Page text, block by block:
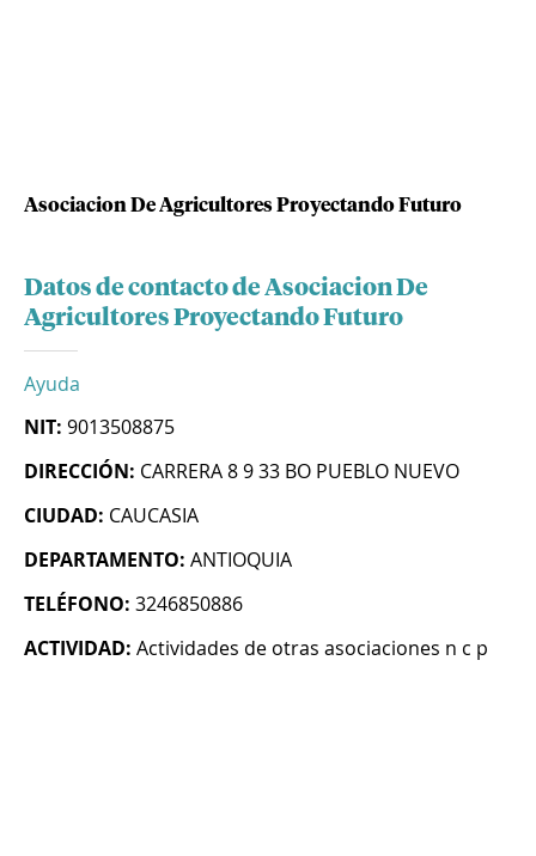
Asociacion De Agricultores Proyectando Futuro
Datos de contacto de Asociacion De
Agricultores Proyectando Futuro
Ayuda
NIT: 9013508875
DIRECCIÓN: CARRERA 8 9 33 BO PUEBLO NUEVO
CIUDAD: CAUCASIA
DEPARTAMENTO: ANTIOQUIA
TELÉFONO: 3246850886
ACTIVIDAD: Actividades de otras asociaciones n c p